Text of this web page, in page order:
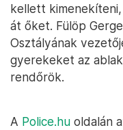
kellett
át őket. Fülöp
Osztályának
gyerekeket az
rendőrök.
A Police.hu oldalán